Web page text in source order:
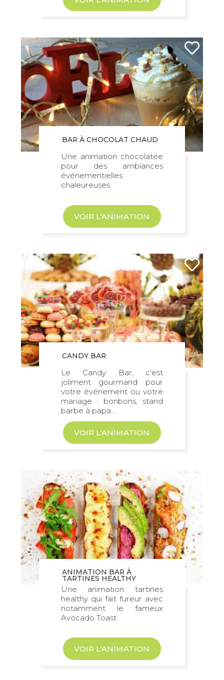
BAR À CHOCOLAT CHAUD
Une animation chocolatée
pour des ambiances
événementielles
chaleureuses
VOIR L'ANIMATION
CANDY BAR
Le Candy Bar, c'est
joliment gourmand pour
votre événement ou votre
mariage : bonbons, stand
barbe à papa...
VOIR L'ANIMATION
ANIMATION BAR À
TARTINES HEALTHY
Une animation tartines
healthy qui fait fureur avec
notamment le fameux
Avocado Toast
VOIR L'ANIMATION